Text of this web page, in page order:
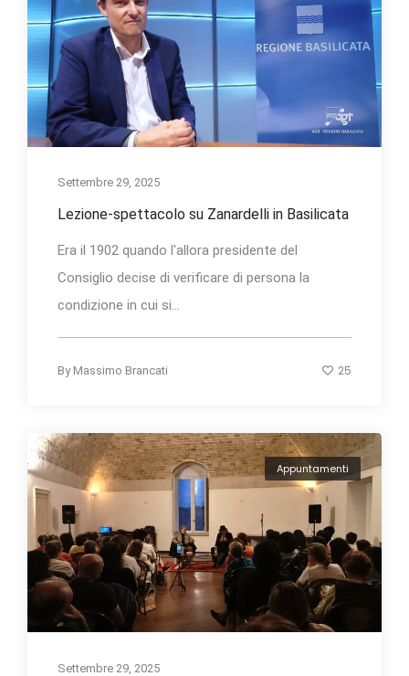
Settembre 29, 2025
Lezione-spettacolo su Zanardelli in Basilicata
Era il 1902 quando l'allora presidente del
Consiglio decise di verificare di persona la
condizione in cui si...
By Massimo Brancati 25
Appuntamenti
Settembre 29, 2025